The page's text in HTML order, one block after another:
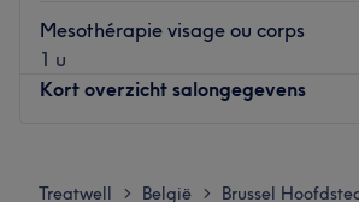
Mesothérapie visage ou corps
1 u
Kort overzicht salongegevens
Dinsdag
Treatwell > België > Brussel